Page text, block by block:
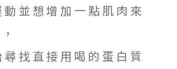
並想增加一點肌肉來
找直接用喝的蛋白質